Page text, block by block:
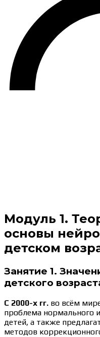
Модуль 1.
основы
детском
Занятие 1.
детского
С 2000-х гг. во всём
проблема нормального
детей, а также
методов